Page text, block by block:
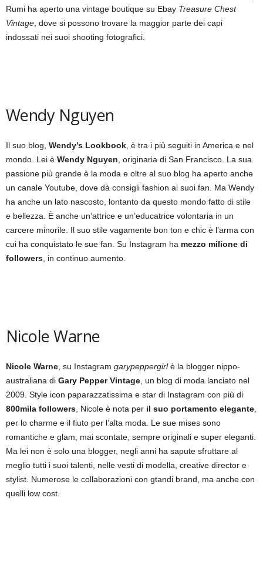
Rumi ha aperto una vintage boutique su Ebay Treasure Chest
Vintage , dove si possono trovare la maggior parte dei capi
indossati nei suoi shooting fotografici.
Wendy Nguyen
Il suo blog, Wendy’s Lookbook , è tra i più seguiti in America e nel
mondo. Lei è Wendy Nguyen , originaria di San Francisco. La sua
passione più grande è la moda e oltre al suo blog ha aperto anche
un canale Youtube, dove dà consigli fashion ai suoi fan. Ma Wendy
ha anche un lato nascosto, lontanto da questo mondo fatto di stile
e bellezza. È anche un’attrice e un’educatrice volontaria in un
carcere minorile. Il suo stile vagamente bon ton e chic è l’arma con
cui ha conquistato le sue fan. Su Instagram ha mezzo milione di
followers , in continuo aumento.
Nicole Warne
Nicole Warne , su Instagram garypeppergirlè la blogger nippo-
australiana di Gary Pepper Vintage , un blog di moda lanciato nel
2009. Style icon paparazzatissima e star di Instagram con più di
800mila followers , Nicole è nota per il suo portamento elegante
per lo charme e il fiuto per l’alta moda. Le sue mises sono
romantiche e glam, mai scontate, sempre originali e super eleganti.
Ma lei non è solo una blogger, negli anni ha sapute sfruttare al
meglio tutti i suoi talenti, nelle vesti di modella, creative director e
stylist. Numerose le collaborazioni con gtandi brand, ma anche con
quelli low cost.